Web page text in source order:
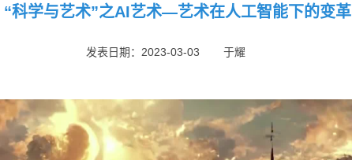
“科学与艺术”之AI艺术—艺术在人工智能下的变革
发表日期：2023-03-03 于耀